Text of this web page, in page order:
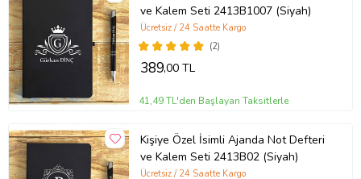
Ürün Kodu:kcm72697952
ve Kalem Seti 2413B1007 (Siyah)
(2)
Ücretsiz / 24 Saatte Kargo
389,00 TL
41,49 TL'den Başlayan Taksitlerle
Kişiye Özel İsimli Ajanda Not Defteri
ve Kalem Seti 2413B02 (Siyah)
Ücretsiz / 24 Saatte Kargo